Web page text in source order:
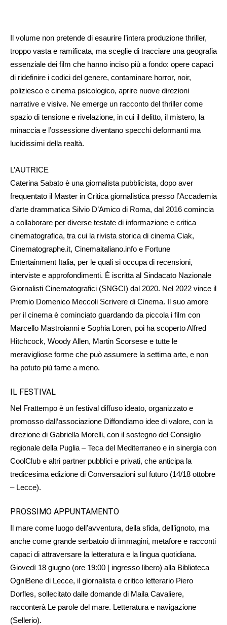
Il volume non pretende di esaurire l’intera produzione thriller,
troppo vasta e ramificata, ma sceglie di tracciare una geografia
essenziale dei film che hanno inciso più a fondo: opere capaci
di ridefinire i codici del genere, contaminare horror, noir,
poliziesco e cinema psicologico, aprire nuove direzioni
narrative e visive. Ne emerge un racconto del thriller come
spazio di tensione e rivelazione, in cui il delitto, il mistero, la
minaccia e l’ossessione diventano specchi deformanti ma
lucidissimi della realtà.
L’AUTRICE
Caterina Sabato è una giornalista pubblicista, dopo aver
frequentato il Master in Critica giornalistica presso l’Accademia
d’arte drammatica Silvio D’Amico di Roma, dal 2016 comincia
a collaborare per diverse testate di informazione e critica
cinematografica, tra cui la rivista storica di cinema Ciak,
Cinematographe.it, Cinemaitaliano.info e Fortune
Entertainment Italia, per le quali si occupa di recensioni,
interviste e approfondimenti. È iscritta al Sindacato Nazionale
Giornalisti Cinematografici (SNGCI) dal 2020. Nel 2022 vince il
Premio Domenico Meccoli Scrivere di Cinema. Il suo amore
per il cinema è cominciato guardando da piccola i film con
Marcello Mastroianni e Sophia Loren, poi ha scoperto Alfred
Hitchcock, Woody Allen, Martin Scorsese e tutte le
meravigliose forme che può assumere la settima arte, e non
ha potuto più farne a meno.
IL FESTIVAL
Nel Frattempo è un festival diffuso ideato, organizzato e
promosso dall’associazione Diffondiamo idee di valore, con la
direzione di Gabriella Morelli, con il sostegno del Consiglio
regionale della Puglia – Teca del Mediterraneo e in sinergia con
CoolClub e altri partner pubblici e privati, che anticipa la
tredicesima edizione di Conversazioni sul futuro (14/18 ottobre
– Lecce).
PROSSIMO APPUNTAMENTO
Il mare come luogo dell’avventura, della sfida, dell’ignoto, ma
anche come grande serbatoio di immagini, metafore e racconti
capaci di attraversare la letteratura e la lingua quotidiana.
Giovedì 18 giugno (ore 19:00 | ingresso libero) alla Biblioteca
OgniBene di Lecce, il giornalista e critico letterario Piero
Dorfles, sollecitato dalle domande di Maila Cavaliere,
racconterà Le parole del mare. Letteratura e navigazione
(Sellerio).